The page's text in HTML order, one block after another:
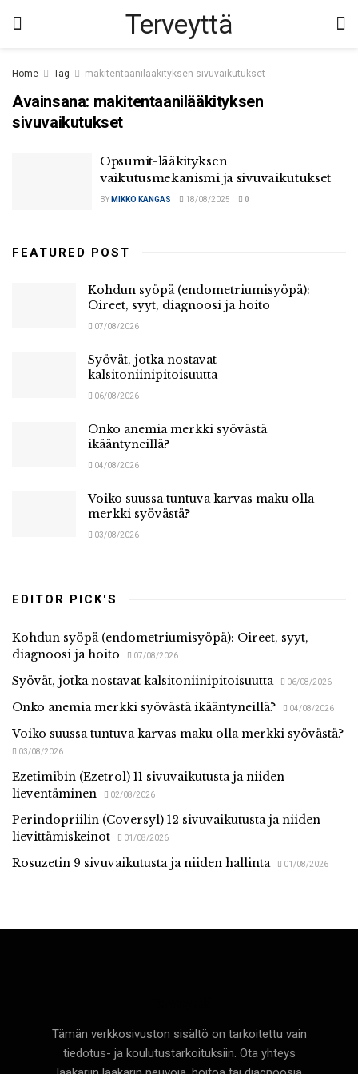
Terveyttä
Home Tag makitentaanilääkityksen sivuvaikutukset
Avainsana: makitentaanilääkityksen
sivuvaikutukset
Opsumit-lääkityksen
vaikutusmekanismi ja sivuvaikutukset
BY MIKKO KANGAS 18/08/2025 0
FEATURED POST
Kohdun syöpä (endometriumisyöpä):
Oireet, syyt, diagnoosi ja hoito
07/08/2026
Syövät, jotka nostavat
kalsitoniinipitoisuutta
06/08/2026
Onko anemia merkki syövästä
ikääntyneillä?
04/08/2026
Voiko suussa tuntuva karvas maku olla
merkki syövästä?
03/08/2026
EDITOR PICK'S
Kohdun syöpä (endometriumisyöpä): Oireet, syyt,
diagnoosi ja hoito
07/08/2026
Syövät, jotka nostavat kalsitoniinipitoisuutta 06/08/2026
Onko anemia merkki syövästä ikääntyneillä? 04/08/2026
Voiko suussa tuntuva karvas maku olla merkki syövästä?
03/08/2026
Ezetimibin (Ezetrol) 11 sivuvaikutusta ja niiden
lieventäminen
02/08/2026
Perindopriilin (Coversyl) 12 sivuvaikutusta ja niiden
lievittämiskeinot
01/08/2026
Rosuzetin 9 sivuvaikutusta ja niiden hallinta 01/08/2026
Tämän verkkosivuston sisältö on tarkoitettu vain
tiedotus- ja koulutustarkoituksiin. Ota yhteys